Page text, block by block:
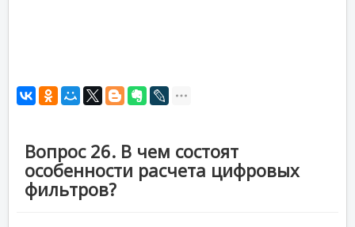
Вопрос 26. В чем состоят
особенности расчета цифровых
фильтров?